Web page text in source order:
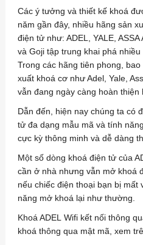
Các ý tưởng và thiết kế khoá
năm gần đây, nhiều hãng sản
điện tử như: ADEL, YALE, ASSA
và Goji tập trung khai phá
Trong các hãng tiên phong,
xuất khoá cơ như Adel, Yale,
vẫn đang ngày càng hoàn thiện
Dẫn đến, hiện nay chúng ta có
tử đa dạng mẫu mã và tính
cực kỳ thông minh và dễ dàng
Một số dòng khoá điện tử của
cần ở nhà nhưng vẫn mở khoá
nếu chiếc điện thoại bạn bị mất
năng mở khoá lại như thường.
Khoá ADEL Wifi kết nối thông
khoá thông qua mật mã, xem